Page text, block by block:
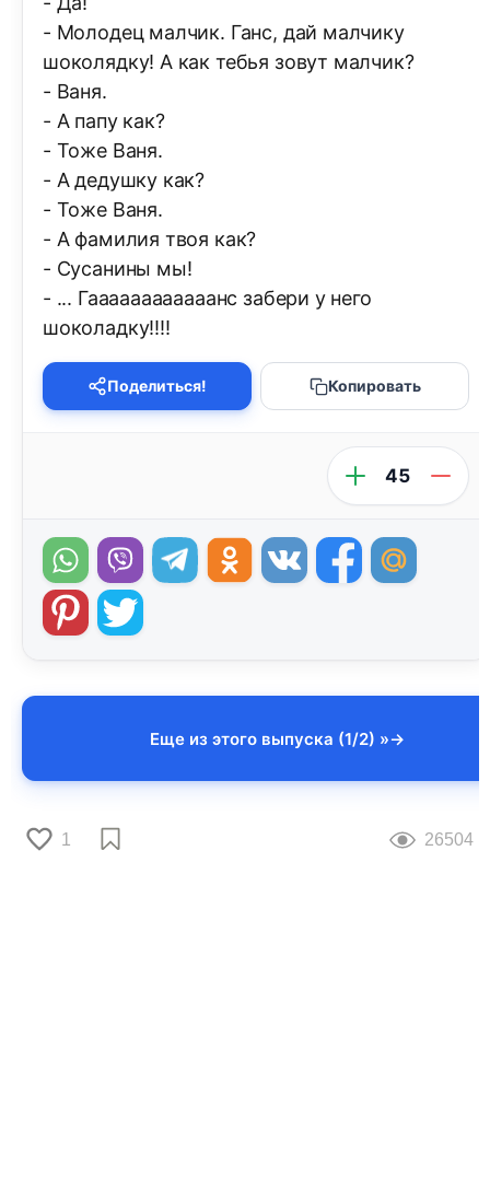
- Молодец малчик. Ганс, дай малчику
шоколядку! А как тебья зовут малчик?
- Ваня.
- А папу как?
- Тоже Ваня.
- А дедушку как?
- Тоже Ваня.
- А фамилия твоя как?
- Cусанины мы!
- ... Гаааааааааааанс забери у него
шоколадку!!!!
Поделиться! Копировать
45
Еще из этого выпуска (1/2) »
1 26504